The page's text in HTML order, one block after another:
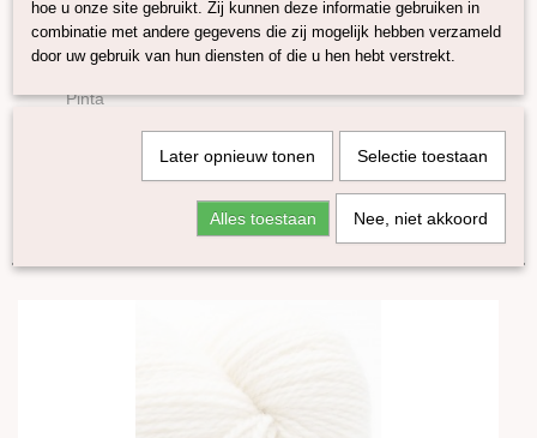
Soort Garen
Wol
Pinta
Merino kantgaren
Sorteer op:
hoe u onze site gebruikt. Zij kunnen deze informatie gebruiken in
combinatie met andere gegevens die zij mogelijk hebben verzameld
door uw gebruik van hun diensten of die u hen hebt verstrekt.
Later opnieuw tonen Selectie toestaan
Alles toestaan Nee, niet akkoord